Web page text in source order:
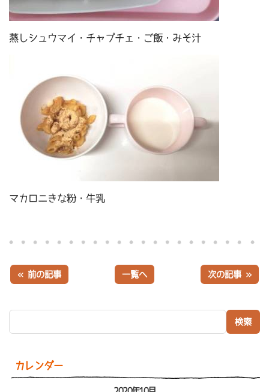
カレンダー
蒸しシュウマイ・チャプチェ・ご飯・みそ汁
マカロニきな粉・牛乳
« 前の記事 一覧へ 次の記事 »